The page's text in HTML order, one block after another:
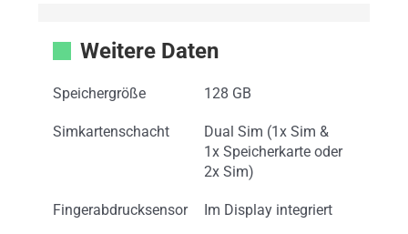
Weitere Daten
Speichergröße 128 GB
Simkartenschacht
Dual Sim (1x Sim &
1x Speicherkarte oder
2x Sim)
Fingerabdrucksensor Im Display integriert